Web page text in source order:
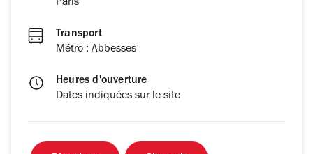
Paris
Transport
Métro : Abbesses
Heures d'ouverture
Dates indiquées sur le site